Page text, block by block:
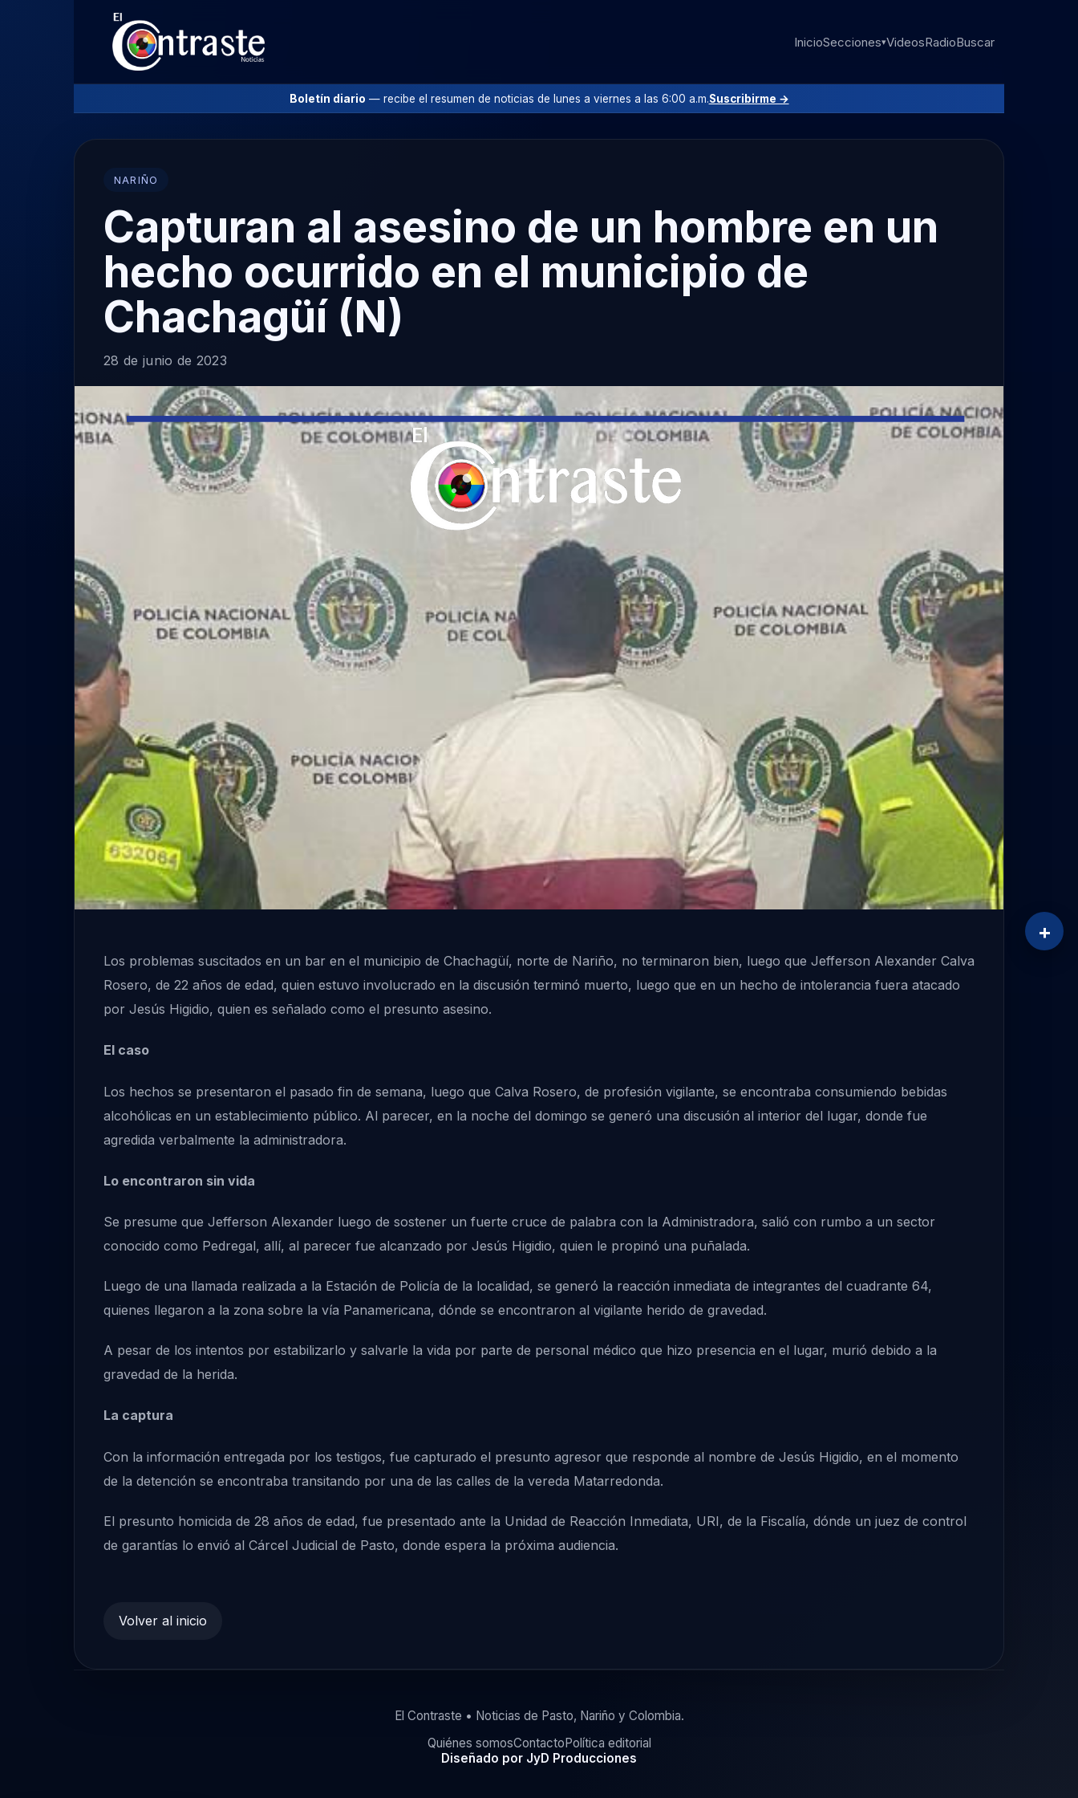
InicioSecciones▾VideosRadioBuscar
Boletín diario — recibe el resumen de noticias de lunes a viernes a las 6:00 a.m.Suscribirme →
NARIÑO
Capturan al asesino de un hombre en un
hecho ocurrido en el municipio de
Chachagüí (N)
28 de junio de 2023
Los problemas suscitados en un bar en el municipio de Chachagüí, norte de Nariño, no terminaron bien, luego que Jefferson Alexander Calva
Rosero, de 22 años de edad, quien estuvo involucrado en la discusión terminó muerto, luego que en un hecho de intolerancia fuera atacado
por Jesús Higidio, quien es señalado como el presunto asesino.
El caso
Los hechos se presentaron el pasado fin de semana, luego que Calva Rosero, de profesión vigilante, se encontraba consumiendo bebidas
alcohólicas en un establecimiento público. Al parecer, en la noche del domingo se generó una discusión al interior del lugar, donde fue
agredida verbalmente la administradora.
Lo encontraron sin vida
Se presume que Jefferson Alexander luego de sostener un fuerte cruce de palabra con la Administradora, salió con rumbo a un sector
conocido como Pedregal, allí, al parecer fue alcanzado por Jesús Higidio, quien le propinó una puñalada.
Luego de una llamada realizada a la Estación de Policía de la localidad, se generó la reacción inmediata de integrantes del cuadrante 64,
quienes llegaron a la zona sobre la vía Panamericana, dónde se encontraron al vigilante herido de gravedad.
A pesar de los intentos por estabilizarlo y salvarle la vida por parte de personal médico que hizo presencia en el lugar, murió debido a la
gravedad de la herida.
La captura
Con la información entregada por los testigos, fue capturado el presunto agresor que responde al nombre de Jesús Higidio, en el momento
de la detención se encontraba transitando por una de las calles de la vereda Matarredonda.
El presunto homicida de 28 años de edad, fue presentado ante la Unidad de Reacción Inmediata, URI, de la Fiscalía, dónde un juez de control
de garantías lo envió al Cárcel Judicial de Pasto, donde espera la próxima audiencia.
Volver al inicio
El Contraste • Noticias de Pasto, Nariño y Colombia.
Quiénes somosContacto Política editorial
Diseñado por JyD Producciones
+